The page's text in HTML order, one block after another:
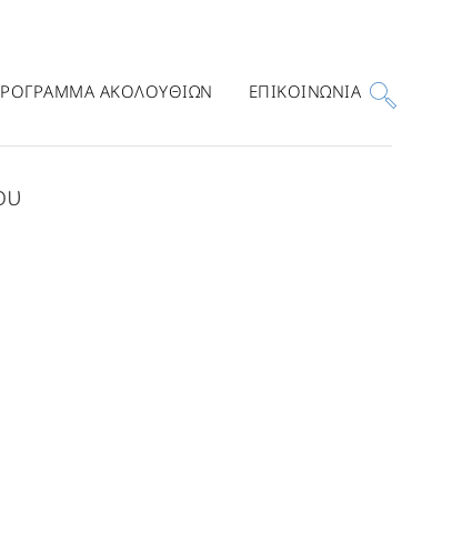
ΑΚΟΛΟΥΘΙΩΝ ΕΠΙΚΟΙΝΩΝΙΑ